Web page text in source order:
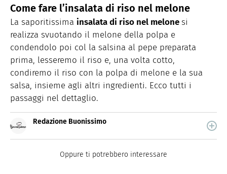
Come fare l’insalata di riso nel melone
La saporitissima insalata di riso nel melonesi
realizza svuotando il melone della polpa e
condendolo poi col la salsina al pepe preparata
prima, lesseremo il riso e, una volta cotto,
condiremo il riso con la polpa di melone e la sua
salsa, insieme agli altri ingredienti. Ecco tutti i
passaggi nel dettaglio.
Redazione Buonissimo
quale trovi idee veloci, facili e spiegate passo passo.
Oppure ti potrebbero interessare